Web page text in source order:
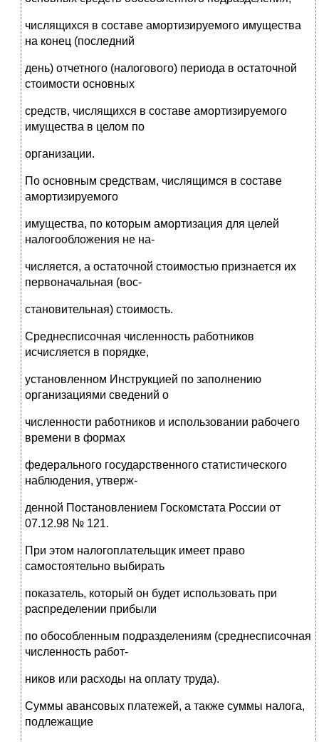
числящихся в составе амортизируемого имущества
на конец (последний
день) отчетного (налогового) периода в остаточной
стоимости основных
средств, числящихся в составе амортизируемого
имущества в целом по
организации.
По основным средствам, числящимся в составе
амортизируемого
имущества, по которым амортизация для целей
налогообложения не на-
числяется, а остаточной стоимостью признается их
первоначальная (вос-
становительная) стоимость.
Среднесписочная численность работников
исчисляется в порядке,
установленном Инструкцией по заполнению
организациями сведений о
численности работников и использовании рабочего
времени в формах
федерального государственного статистического
наблюдения, утверж-
денной Постановлением Госкомстата России от
07.12.98 № 121.
При этом налогоплательщик имеет право
самостоятельно выбирать
показатель, который он будет использовать при
распределении прибыли
по обособленным подразделениям (среднесписочная
численность работ-
ников или расходы на оплату труда).
Суммы авансовых платежей, а также суммы налога,
подлежащие